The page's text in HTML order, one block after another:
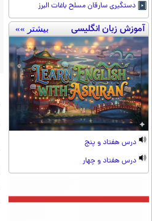
دستگیری سارقان مسلح باغات البرز
آموزش زبان انگلیسی بیشتر »»
درس هفتاد و پنج
درس هفتاد و چهار